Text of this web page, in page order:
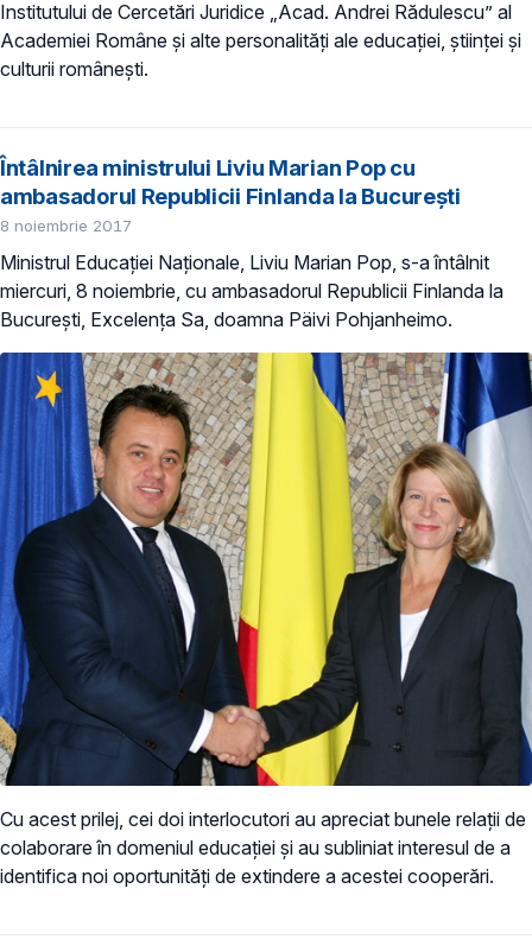
Institutului de Cercetări Juridice „Acad. Andrei Rădulescu” al
Academiei Române și alte personalități ale educației, științei și
culturii românești.
Întâlnirea ministrului Liviu Marian Pop cu
ambasadorul Republicii Finlanda la București
8 noiembrie 2017
Ministrul Educației Naționale, Liviu Marian Pop, s-a întâlnit
miercuri, 8 noiembrie, cu ambasadorul Republicii Finlanda la
București, Excelența Sa, doamna Päivi Pohjanheimo.
Cu acest prilej, cei doi interlocutori au apreciat bunele relații de
colaborare în domeniul educației și au subliniat interesul de a
identifica noi oportunități de extindere a acestei cooperări.